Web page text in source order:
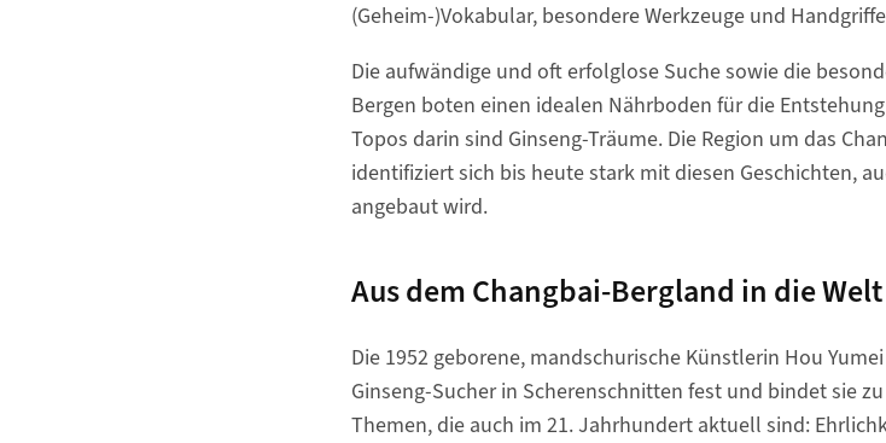
(Geheim-)Vokabular, besondere Werkzeuge und
Die aufwändige und oft erfolglose Suche sowie die
Bergen boten einen idealen Nährboden für die
Topos darin sind Ginseng-Träume. Die Region um das
identifiziert sich bis heute stark mit diesen Geschichten,
angebaut wird.
Aus dem Changbai-Bergland in die Welt
Die 1952 geborene, mandschurische Künstlerin Hou
Ginseng-Sucher in Scherenschnitten fest und bindet sie
Themen, die auch im 21. Jahrhundert aktuell sind: